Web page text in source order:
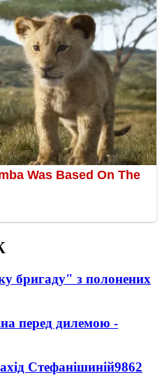
бригаду" з полонених
перед дилемою -
Стефанішиній9862